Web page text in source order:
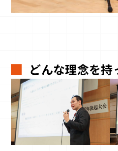
どんな理念を持